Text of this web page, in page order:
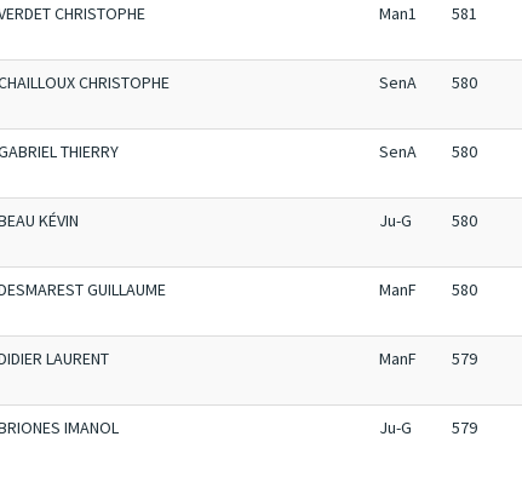
CHRISTOPHE Man1 581
CHRISTOPHE SenA 580
THIERRY SenA 580
KÉVIN Ju-G 580
GUILLAUME ManF 580
LAURENT ManF 579
IMANOL Ju-G 579